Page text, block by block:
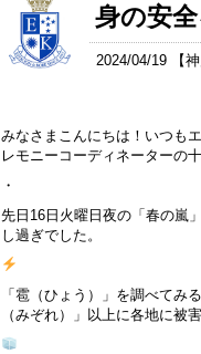
身の安
2024/04/19 【
みなさまこんにちは！いつも
レモニーコーディネーターの十
・
先日16日火曜日夜の「春の嵐
し過ぎでした。
「雹（ひょう）」を調べてみ
（みぞれ）」以上に各地に被